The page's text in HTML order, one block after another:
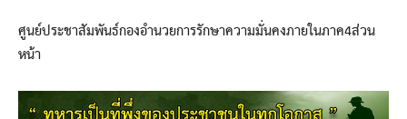
ศูนย์ประชาสัมพันธ์กองอำนวยการรักษาความมั่นคงภายในภาค4ส่วน
หน้า